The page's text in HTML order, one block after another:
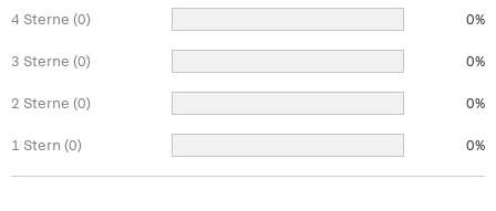
4 Sterne (0) 0%
3 Sterne (0) 0%
2 Sterne (0) 0%
1 Stern (0) 0%